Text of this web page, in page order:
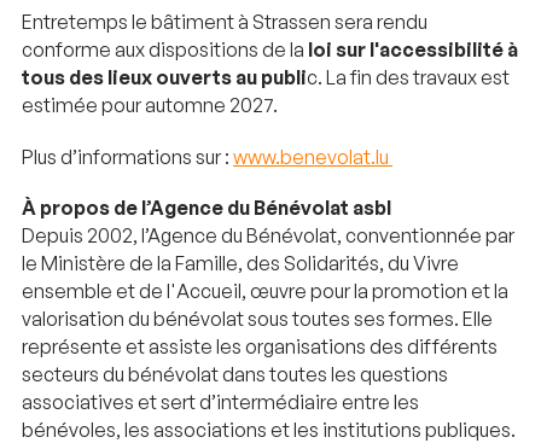
Entretemps le bâtiment à Strassen sera rendu
conforme aux dispositions de la loi sur l'accessibilité à
tous des lieux ouverts au public. La fin des travaux est
estimée pour automne 2027.
Plus d’informations sur : www.benevolat.lu
À propos de l’Agence du Bénévolat asbl
Depuis 2002, l’Agence du Bénévolat, conventionnée par
le Ministère de la Famille, des Solidarités, du Vivre
ensemble et de l'Accueil, œuvre pour la promotion et la
valorisation du bénévolat sous toutes ses formes. Elle
représente et assiste les organisations des différents
secteurs du bénévolat dans toutes les questions
associatives et sert d’intermédiaire entre les
bénévoles, les associations et les institutions publiques.